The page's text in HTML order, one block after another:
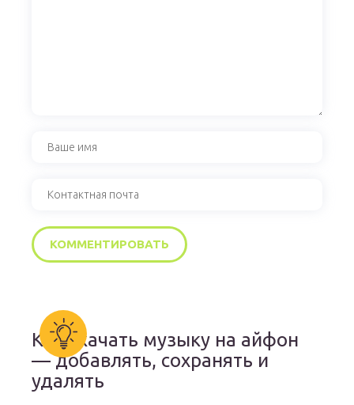
Как скачать музыку на айфон
— добавлять, сохранять и
удалять